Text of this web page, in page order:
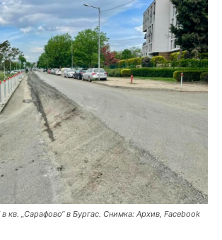
в кв. „Сарафово“ в Бургас. Снимка: Архив, Facebook